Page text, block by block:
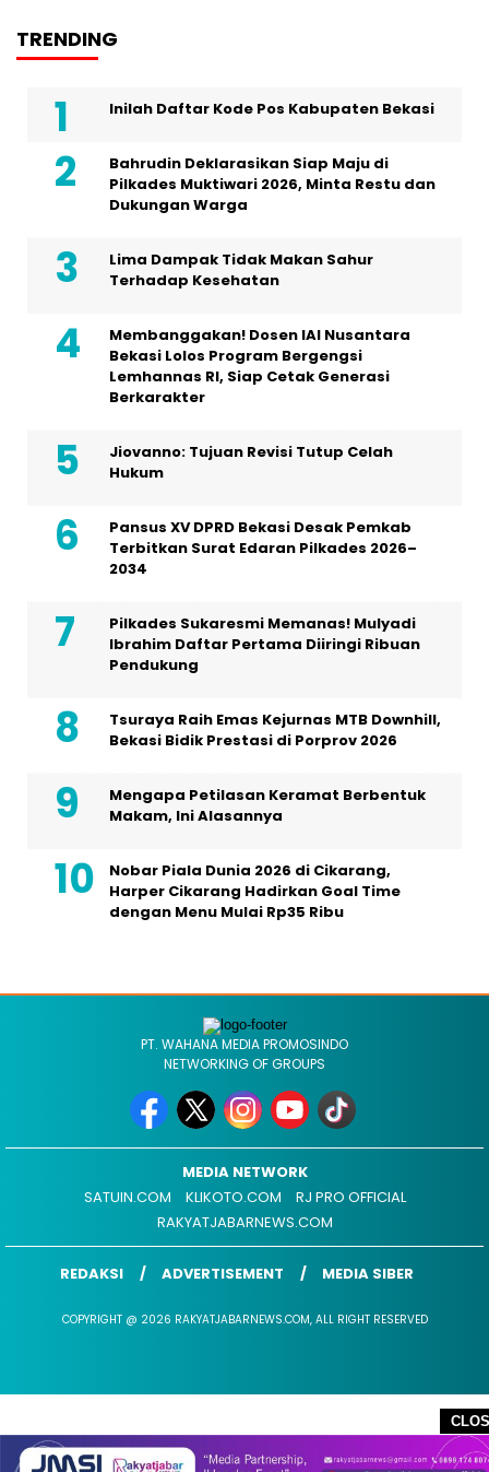
TRENDING
Inilah Daftar Kode Pos Kabupaten Bekasi
Bahrudin Deklarasikan Siap Maju di
Pilkades Muktiwari 2026, Minta Restu dan
Dukungan Warga
Lima Dampak Tidak Makan Sahur
Terhadap Kesehatan
Membanggakan! Dosen IAI Nusantara
Bekasi Lolos Program Bergengsi
Lemhannas RI, Siap Cetak Generasi
Berkarakter
Jiovanno: Tujuan Revisi Tutup Celah
Hukum
Pansus XV DPRD Bekasi Desak Pemkab
Terbitkan Surat Edaran Pilkades 2026–
2034
Pilkades Sukaresmi Memanas! Mulyadi
Ibrahim Daftar Pertama Diiringi Ribuan
Pendukung
Tsuraya Raih Emas Kejurnas MTB Downhill,
Bekasi Bidik Prestasi di Porprov 2026
Mengapa Petilasan Keramat Berbentuk
Makam, Ini Alasannya
Nobar Piala Dunia 2026 di Cikarang,
Harper Cikarang Hadirkan Goal Time
dengan Menu Mulai Rp35 Ribu
PT. WAHANA MEDIA PROMOSINDO
NETWORKING OF GROUPS
MEDIA NETWORK
SATUIN.COM
KLIKOTO.COM
RJ PRO OFFICIAL
RAKYATJABARNEWS.COM
REDAKSI ADVERTISEMENT MEDIA SIBER
COPYRIGHT @ 2026 RAKYATJABARNEWS.COM, ALL RIGHT RESERVED